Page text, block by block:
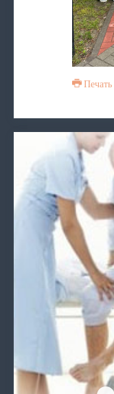
Печать